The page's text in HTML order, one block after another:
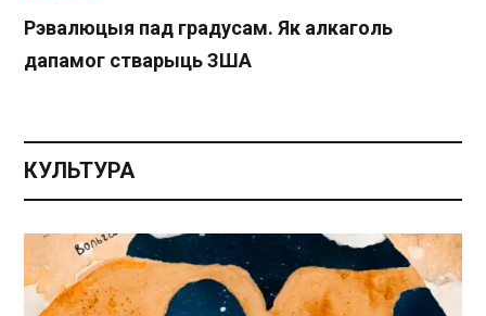
Рэвалюцыя пад градусам. Як алкаголь
дапамог стварыць ЗША
КУЛЬТУРА